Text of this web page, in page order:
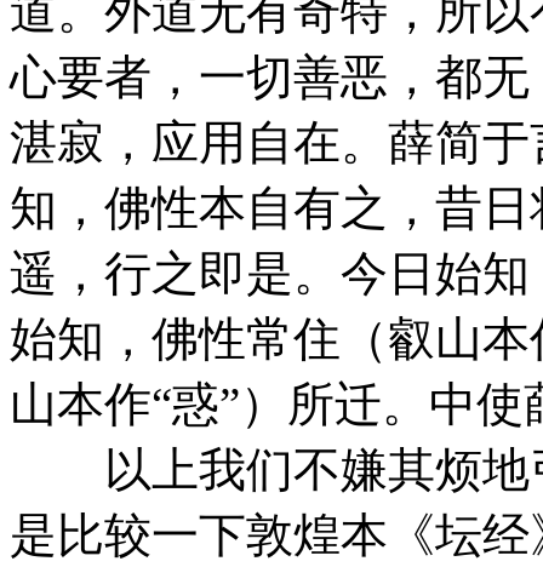
道。外道无有奇特，所
心要者，一切善恶，都
湛寂，应用自在。薛简
知，佛性本自有之，昔
遥，行之即是。今日始
始知，佛性常住（叡山
山本作“惑”）所迁。中
以上我们不嫌其烦地
是比较一下敦煌本《坛